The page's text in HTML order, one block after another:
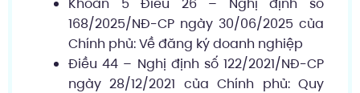
Khoản 5 Điều 26 – Nghị định số
168/2025/NĐ-CP ngày 30/06/2025 của
Chính phủ: Về đăng ký doanh nghiệp
Điều 44 – Nghị định số 122/2021/NĐ-CP
ngày 28/12/2021 của Chính phủ: Quy